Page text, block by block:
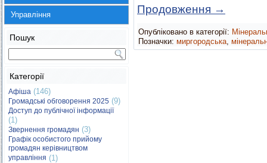
Управління
Пошук
Категорії
Афіша (146)
Громадські обговорення 2025 (9)
Доступ до публічної інформації
(1)
Звернення громадян (3)
Графік особистого прийому
громадян керівництвом
управління (1)
Продовження →
Опубліковано в категорії:
Позначки: миргородська,